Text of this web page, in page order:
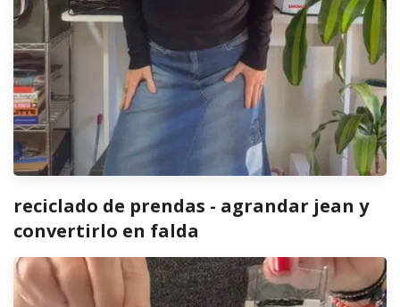
reciclado de prendas - agrandar jean y
convertirlo en falda